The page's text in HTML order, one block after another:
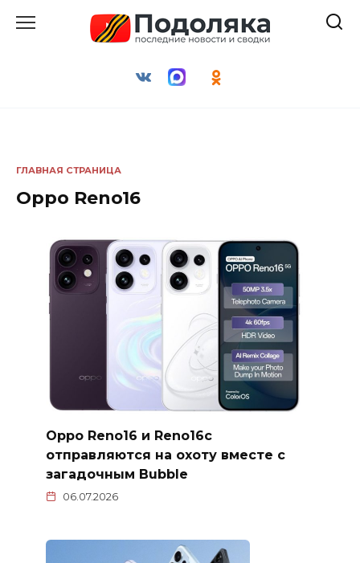
ГЛАВНАЯ СТРАНИЦА
Oppo Reno16
Oppo Reno16 и Reno16c
отправляются на охоту вместе с
загадочным Bubble
06.07.2026